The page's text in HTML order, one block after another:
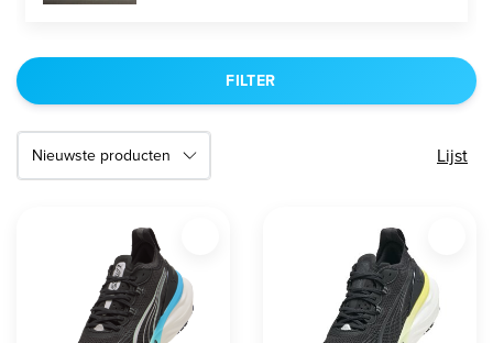
FILTER
Lijst